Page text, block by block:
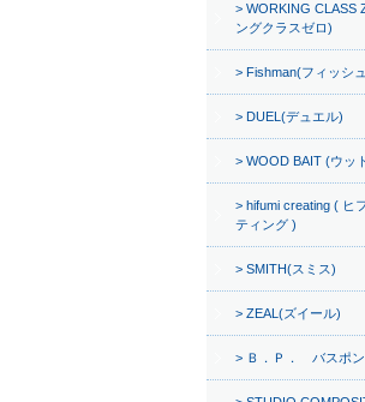
WORKING CLASS
ングクラスゼロ)
Fishman(フィッシ
DUEL(デュエル)
WOOD BAIT (ウッ
hifumi creating ( ヒ
ティング )
SMITH(スミス)
ZEAL(ズイール)
Ｂ．Ｐ． バスポ